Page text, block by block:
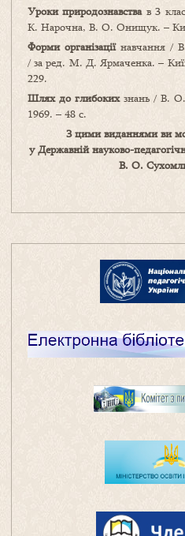
Уроки природознавствав 3
К. Нарочна, В. О. Онищук. –
Форми організаціїнавчання /
/ за ред. М. Д. Ярмаченка. –
229.
Шлях до глибокихзнань / В.
1969. – 48 с.
З цими виданнями ви
у Державній науково-
В. О.